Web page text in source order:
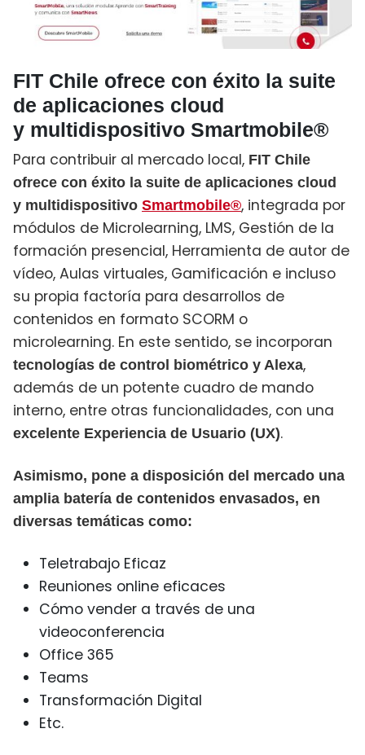
FIT Chile ofrece con éxito la suite
de aplicaciones cloud
y multidispositivo Smartmobile®
Para contribuir al mercado local, FIT Chile
ofrece con éxito la suite de aplicaciones cloud
y multidispositivo Smartmobile®, integrada por
módulos de Microlearning, LMS, Gestión de la
formación presencial, Herramienta de autor de
vídeo, Aulas virtuales, Gamificación e incluso
su propia factoría para desarrollos de
contenidos en formato SCORM o
microlearning. En este sentido, se incorporan
tecnologías de control biométrico y Alexa,
además de un potente cuadro de mando
interno, entre otras funcionalidades, con una
excelente Experiencia de Usuario (UX).
Asimismo, pone a disposición del mercado una
amplia batería de contenidos envasados, en
diversas temáticas como:
Teletrabajo Eficaz
Reuniones online eficaces
Cómo vender a través de una
videoconferencia
Office 365
Teams
Transformación Digital
Etc.